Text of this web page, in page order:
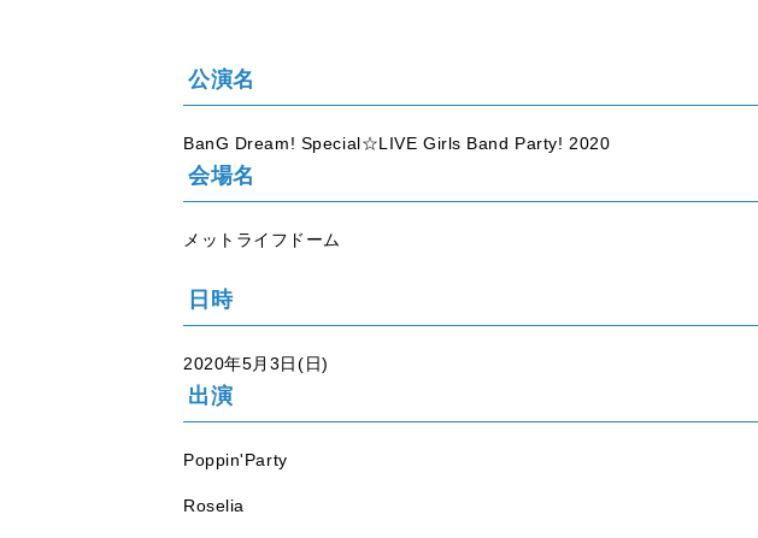
公演名
BanG Dream! Special☆LIVE Girls Band Party! 2020
会場名
メットライフドーム
日時
2020年5月3日(日)
出演
Poppin'Party
Roselia